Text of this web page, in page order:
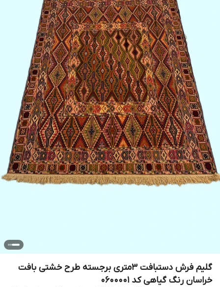
گلیم فرش دستبافت 3متری برجسته طرح خشتی بافت
خراسان رنگ گیاهی کد 0600001